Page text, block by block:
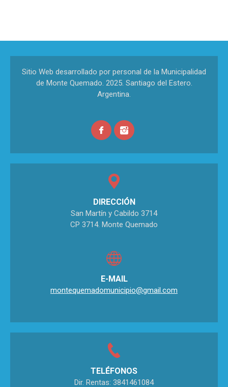
Sitio Web desarrollado por personal de la Municipalidad
de Monte Quemado. 2025. Santiago del Estero.
Argentina.
DIRECCIÓN
San Martín y Cabildo 3714
CP 3714. Monte Quemado
E-MAIL
montequemadomunicipio@gmail.com
TELÉFONOS
Dir. Rentas: 3841461084